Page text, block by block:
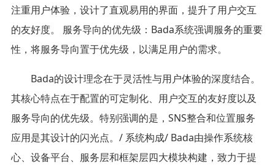
注重用户体验，设计了直观易用的界面，提升了用户交互
的友好度。 服务导向的优先级：Bada系统强调服务的重要
性，将服务导向置于优先级，以满足用户的需求。
Bada的设计理念在于灵活性与用户体验的深度结合。
其核心特点在于配置的可定制化、用户交互的友好度以及
服务导向的优先级。特别强调的是，SNS整合和位置服务
应用是其设计的闪光点。/ 系统构成/ Bada由操作系统核
心、设备平台、服务层和框架层四大模块构建，致力于提